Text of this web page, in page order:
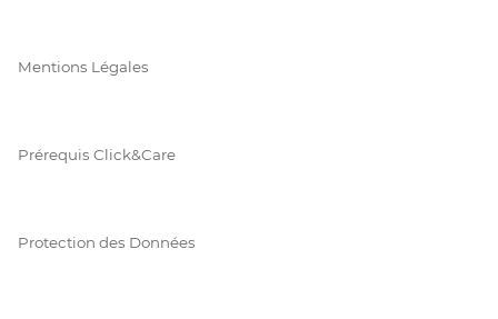
Mentions Légales
Prérequis Click&Care
Protection des Données